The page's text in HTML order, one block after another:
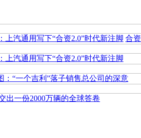
上汽通用写下“合资2.0”时代新注脚 合
上汽通用写下“合资2.0”时代新注脚
：“一个吉利”落子销售总公司的深意
出一份2000万辆的全球答卷